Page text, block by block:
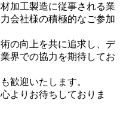
加工製造に従事される業
会社様の積極的なご参加
の向上を共に追求し、デ
界での協力を期待してお
歓迎いたします。
よりお待ちしておりま